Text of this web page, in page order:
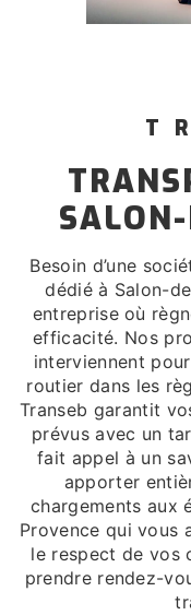
TRANSPORT DÉDIÉ À
Besoin d’une société spécialisée dans le transport
dédié à Salon-
entreprise où
efficacité. Nos
interviennent
routier dans les
Transeb garantit
prévus avec un
fait appel à un
apporter
chargements aux
Provence qui vous
le respect de vos
prendre rendez-